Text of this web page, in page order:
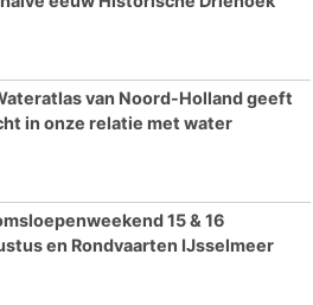
van Noord-Holland geeft
in onze relatie met water
15 & 16
en Rondvaarten IJsselmeer